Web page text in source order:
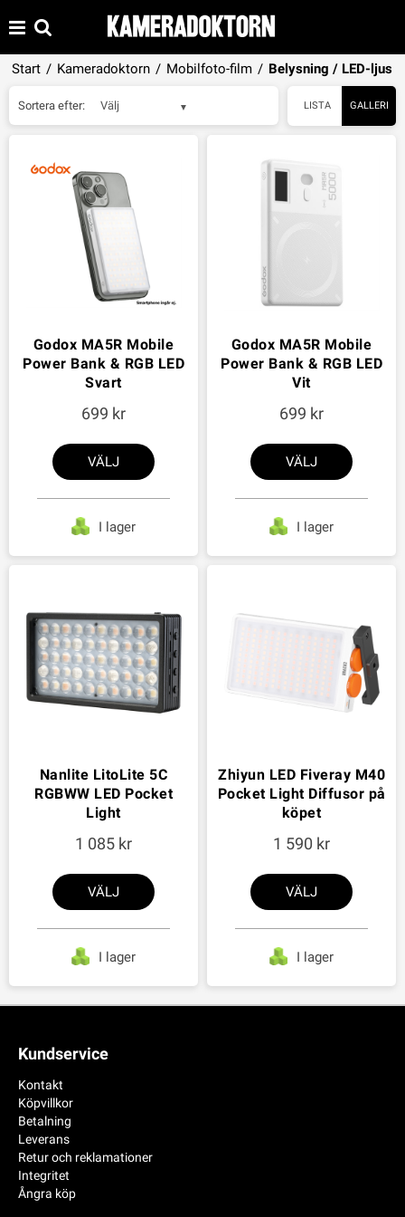
Start / Kameradoktorn / Mobilfoto-film / Belysning / LED-ljus
LISTA GALLERI
Sortera efter: Välj
Godox MA5R Mobile
Power Bank & RGB LED
Svart
699
VÄLJ
I lager
Godox MA5R Mobile
Power Bank & RGB LED
Vit
699
VÄLJ
I lager
Nanlite LitoLite 5C
RGBWW LED Pocket
Light
1 085
VÄLJ
I lager
Zhiyun LED Fiveray M40
Pocket Light Diffusor på
köpet
1 590
VÄLJ
I lager
Kundservice
Kontakt
Köpvillkor
Betalning
Leverans
Retur och reklamationer
Integritet
Ångra köp